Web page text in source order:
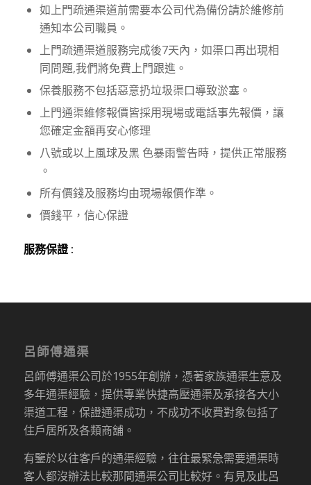
如上門疏通渠道前需要本公司代為備份請於維修前
通知本公司職員。
上門疏通渠道服務完成後7天內，如渠口再出現相
同問題,我們將免費上門跟進。
保養服務不包括惡意扔垃圾渠口導致淤塞。
上門通渠維修報價皆採用現場或電話事先報價，讓
您確定金額再安心修理
八號或以上風球及黑 色暴雨警告時，提供正常服務
。
所有價錢及服務均由現場報價作準。
價錢平，信心保證
服務保證 :
呂師傅通渠
呂師傅通渠公司於1955年創辦，憑著家族通渠生意及
多年通渠經驗，提供專業快捷高壓通渠及承接各大小
渠道工程，保證通渠成功，不成功不收費對象包括了
住戶居所及各類商舖。
有鑒於以往客戶的通渠經驗，往往最緊急需要通渠時
客人都沒辦法比較那間通渠公司比較好。有見及此呂